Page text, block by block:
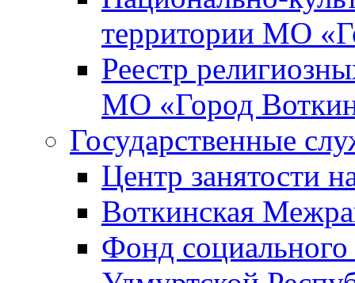
территории МО
Реестр
МО «Город
Государственные
Центр занятости
Воткинская
Фонд